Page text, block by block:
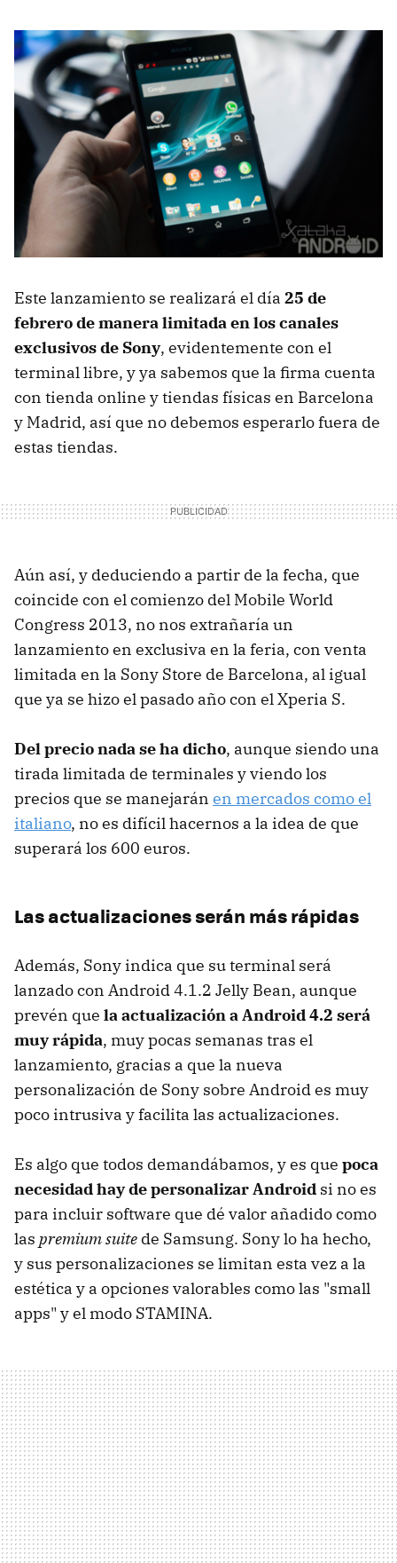
Este lanzamiento se realizará el día 25 de
febrero de manera limitada en los canales
exclusivos de Sony, evidentemente con el
terminal libre, y ya sabemos que la firma cuenta
con tienda online y tiendas físicas en Barcelona
y Madrid, así que no debemos esperarlo fuera de
estas tiendas.
Aún así, y deduciendo a partir de la fecha, que
coincide con el comienzo del Mobile World
Congress 2013, no nos extrañaría un
lanzamiento en exclusiva en la feria, con venta
limitada en la Sony Store de Barcelona, al igual
que ya se hizo el pasado año con el Xperia S.
Del precio nada se ha dicho, aunque siendo una
tirada limitada de terminales y viendo los
precios que se manejarán en mercados como el
italiano, no es difícil hacernos a la idea de que
superará los 600 euros.
Las actualizaciones serán más rápidas
Además, Sony indica que su terminal será
lanzado con Android 4.1.2 Jelly Bean, aunque
prevén que la actualización a Android 4.2 será
muy rápida, muy pocas semanas tras el
lanzamiento, gracias a que la nueva
personalización de Sony sobre Android es muy
poco intrusiva y facilita las actualizaciones.
Es algo que todos demandábamos, y es que poca
necesidad hay de personalizar Android si no es
para incluir software que dé valor añadido como
las premium suite de Samsung. Sony lo ha hecho,
y sus personalizaciones se limitan esta vez a la
estética y a opciones valorables como las "small
apps" y el modo STAMINA.